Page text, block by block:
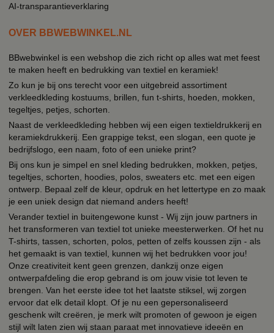
AI-transparantieverklaring
OVER BBWEBWINKEL.NL
BBwebwinkel is een webshop die zich richt op alles wat met feest
te maken heeft en bedrukking van textiel en keramiek!
Zo kun je bij ons terecht voor een uitgebreid assortiment
verkleedkleding kostuums, brillen, fun t-shirts, hoeden, mokken,
tegeltjes, petjes, schorten.
Naast de verkleedkleding hebben wij een eigen textieldrukkerij en
keramiekdrukkerij. Een grappige tekst, een slogan, een quote je
bedrijfslogo, een naam, foto of een unieke print?
Bij ons kun je simpel en snel kleding bedrukken, mokken, petjes,
tegeltjes, schorten, hoodies, polos, sweaters etc. met een eigen
ontwerp. Bepaal zelf de kleur, opdruk en het lettertype en zo maak
je een uniek design dat niemand anders heeft!
Verander textiel in buitengewone kunst - Wij zijn jouw partners in
het transformeren van textiel tot unieke meesterwerken. Of het nu
T-shirts, tassen, schorten, polos, petten of zelfs koussen zijn - als
het gemaakt is van textiel, kunnen wij het bedrukken voor jou!
Onze creativiteit kent geen grenzen, dankzij onze eigen
ontwerpafdeling die erop gebrand is om jouw visie tot leven te
brengen. Van het eerste idee tot het laatste stiksel, wij zorgen
ervoor dat elk detail klopt. Of je nu een gepersonaliseerd
geschenk wilt creëren, je merk wilt promoten of gewoon je eigen
stijl wilt laten zien wij staan paraat met innovatieve ideeën en